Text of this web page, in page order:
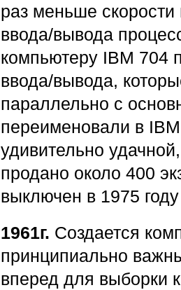
раз меньше
ввода/вывода
компьютеру IBM 704
ввода/вывода,
параллельно с
переименовали в
удивительно
продано около 400
выключен в 1975
1961г. Создается
принципиально
вперед для выборки